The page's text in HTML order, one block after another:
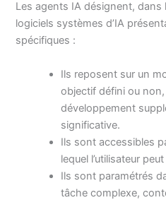
Les agents IA désignent,
logiciels systèmes d’IA
spécifiques :
Ils reposent sur un
objectif défini ou non,
développement
significative.
Ils sont accessibles
lequel l’utilisateur
Ils sont paramétrés
tâche complexe,